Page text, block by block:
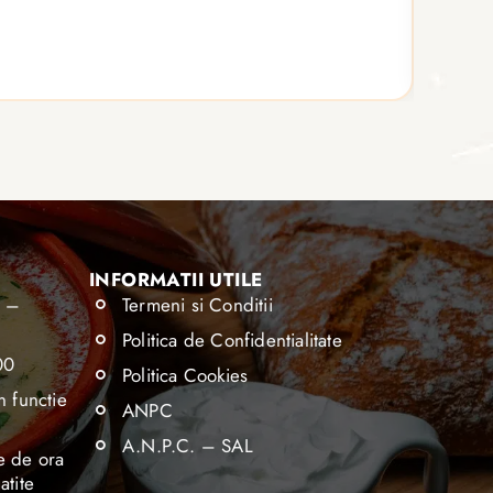
–
functie
de ora
INFORMATII UTILE
Termeni si Conditii
Politica de Confidentialitate
Politica Cookies
ANPC
A.N.P.C. – SAL